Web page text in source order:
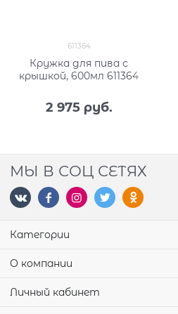
611364
Кружка для пива с
крышкой, 600мл 611364
2 975 руб.
МЫ В СОЦ СЕТЯХ
Категории
О компании
Личный кабинет